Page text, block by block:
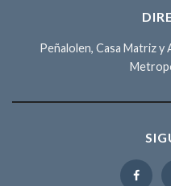
Peñalolen, Casa Matriz y